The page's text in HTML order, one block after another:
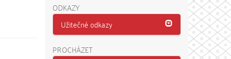
ODKAZY
Užitečné odkazy
PROCHÁZET